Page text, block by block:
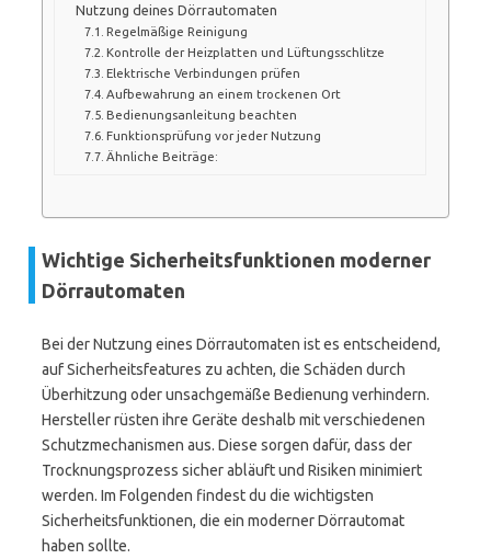
Nutzung deines Dörrautomaten
Regelmäßige Reinigung
Kontrolle der Heizplatten und Lüftungsschlitze
Elektrische Verbindungen prüfen
Aufbewahrung an einem trockenen Ort
Bedienungsanleitung beachten
Funktionsprüfung vor jeder Nutzung
Ähnliche Beiträge:
Wichtige Sicherheitsfunktionen moderner
Dörrautomaten
Bei der Nutzung eines Dörrautomaten ist es entscheidend,
auf Sicherheitsfeatures zu achten, die Schäden durch
Überhitzung oder unsachgemäße Bedienung verhindern.
Hersteller rüsten ihre Geräte deshalb mit verschiedenen
Schutzmechanismen aus. Diese sorgen dafür, dass der
Trocknungsprozess sicher abläuft und Risiken minimiert
werden. Im Folgenden findest du die wichtigsten
Sicherheitsfunktionen, die ein moderner Dörrautomat
haben sollte.